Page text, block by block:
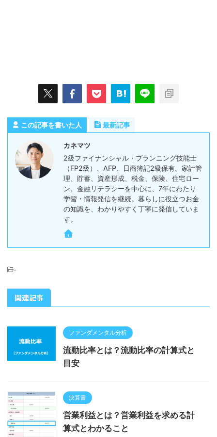
この記事を書いた人 最新記事
カネマツ
2級ファイナンシャル・プランニング技能士
（FP2級）、AFP、日商簿記2級保有。家計管
理、貯蓄、資産形成、税金、保険、住宅ロー
ン、金融リテラシーを中心に、7年にわたり
学習・情報発信を継続。暮らしに役立つお金
の知識を、わかりやすく丁寧に発信していま
す。
-
関連記事
ファンダメンタル分析
流動比率とは？流動比率の計算式と
目安
決算書
営業利益とは？営業利益を求める計
算式とわかること